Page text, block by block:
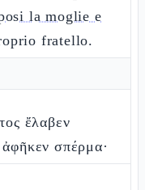
la moglie e
fratello.
ἔλαβεν
σπέρμα·